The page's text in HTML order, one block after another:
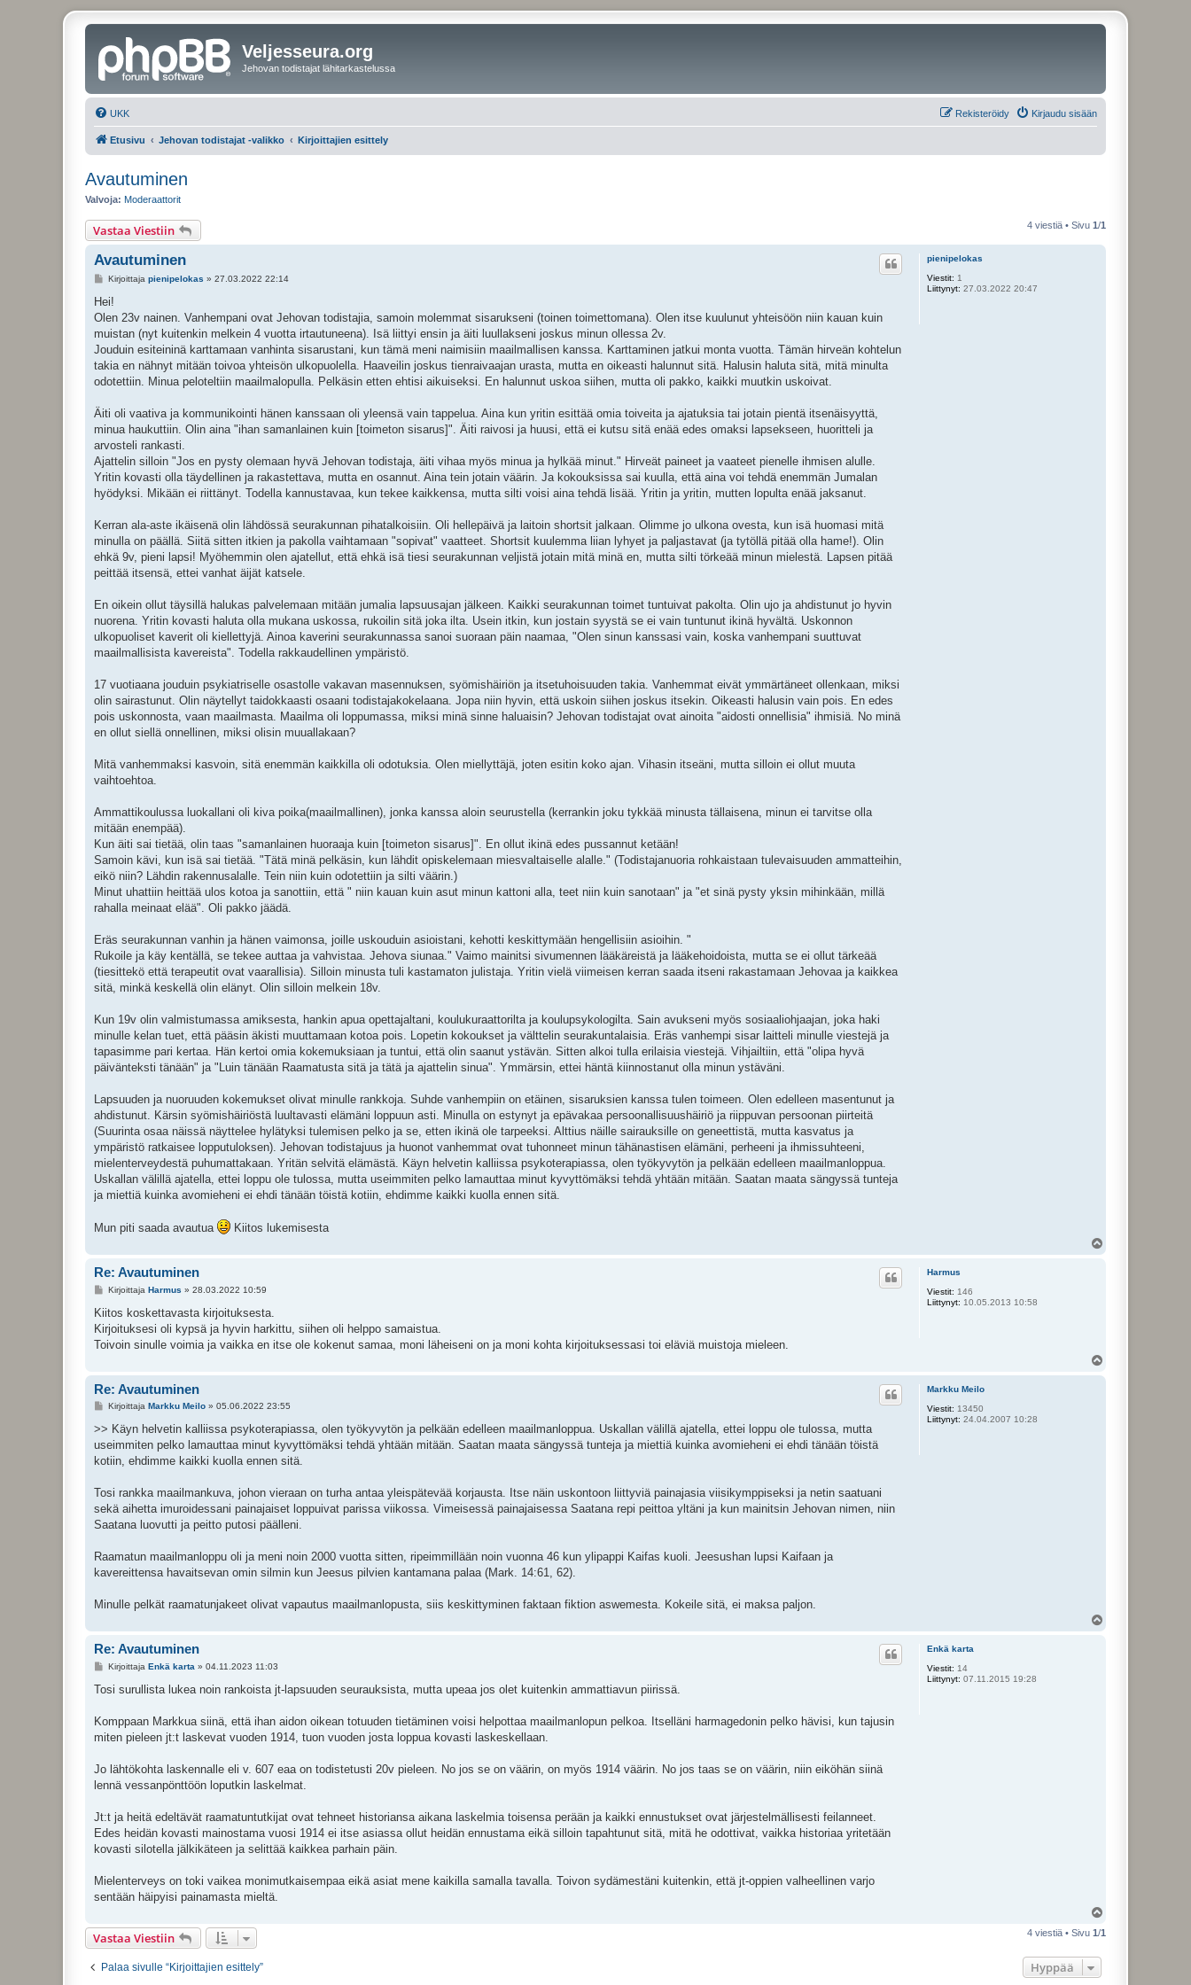
Veljesseura.org
Jehovan todistajat lähitarkastelussa
UKK Kirjaudu sisään
Rekisteröidy
Etusivu Jehovan todistajat -valikko Kirjoittajien esittely
Avautuminen
Valvoja: Moderaattorit
Vastaa Viestiin 4 viestiä • Sivu 1/1
pienipelokas
Viestit: 1
Liittynyt: 27.03.2022 20:47
Avautuminen
V
e
t
i
Kirjoittaja pienipelokas » 27.03.2022 22:14
Hei!
Olen 23v nainen. Vanhempani ovat Jehovan todistajia, samoin molemmat sisarukseni (toinen toimettomana). Olen itse kuulunut yhteisöön niin kauan kuin
muistan (nyt kuitenkin melkein 4 vuotta irtautuneena). Isä liittyi ensin ja äiti luullakseni joskus minun ollessa 2v.
Jouduin esiteininä karttamaan vanhinta sisarustani, kun tämä meni naimisiin maailmallisen kanssa. Karttaminen jatkui monta vuotta. Tämän hirveän kohtelun
takia en nähnyt mitään toivoa yhteisön ulkopuolella. Haaveilin joskus tienraivaajan urasta, mutta en oikeasti halunnut sitä. Halusin haluta sitä, mitä minulta
odotettiin. Minua peloteltiin maailmalopulla. Pelkäsin etten ehtisi aikuiseksi. En halunnut uskoa siihen, mutta oli pakko, kaikki muutkin uskoivat.
Äiti oli vaativa ja kommunikointi hänen kanssaan oli yleensä vain tappelua. Aina kun yritin esittää omia toiveita ja ajatuksia tai jotain pientä itsenäisyyttä,
minua haukuttiin. Olin aina "ihan samanlainen kuin [toimeton sisarus]". Äiti raivosi ja huusi, että ei kutsu sitä enää edes omaksi lapsekseen, huoritteli ja
arvosteli rankasti.
Ajattelin silloin "Jos en pysty olemaan hyvä Jehovan todistaja, äiti vihaa myös minua ja hylkää minut." Hirveät paineet ja vaateet pienelle ihmisen alulle.
Yritin kovasti olla täydellinen ja rakastettava, mutta en osannut. Aina tein jotain väärin. Ja kokouksissa sai kuulla, että aina voi tehdä enemmän Jumalan
hyödyksi. Mikään ei riittänyt. Todella kannustavaa, kun tekee kaikkensa, mutta silti voisi aina tehdä lisää. Yritin ja yritin, mutten lopulta enää jaksanut.
Kerran ala-aste ikäisenä olin lähdössä seurakunnan pihatalkoisiin. Oli hellepäivä ja laitoin shortsit jalkaan. Olimme jo ulkona ovesta, kun isä huomasi mitä
minulla on päällä. Siitä sitten itkien ja pakolla vaihtamaan "sopivat" vaatteet. Shortsit kuulemma liian lyhyet ja paljastavat (ja tytöllä pitää olla hame!). Olin
ehkä 9v, pieni lapsi! Myöhemmin olen ajatellut, että ehkä isä tiesi seurakunnan veljistä jotain mitä minä en, mutta silti törkeää minun mielestä. Lapsen pitää
peittää itsensä, ettei vanhat äijät katsele.
En oikein ollut täysillä halukas palvelemaan mitään jumalia lapsuusajan jälkeen. Kaikki seurakunnan toimet tuntuivat pakolta. Olin ujo ja ahdistunut jo hyvin
nuorena. Yritin kovasti haluta olla mukana uskossa, rukoilin sitä joka ilta. Usein itkin, kun jostain syystä se ei vain tuntunut ikinä hyvältä. Uskonnon
ulkopuoliset kaverit oli kiellettyjä. Ainoa kaverini seurakunnassa sanoi suoraan päin naamaa, "Olen sinun kanssasi vain, koska vanhempani suuttuvat
maailmallisista kavereista". Todella rakkaudellinen ympäristö.
17 vuotiaana jouduin psykiatriselle osastolle vakavan masennuksen, syömishäiriön ja itsetuhoisuuden takia. Vanhemmat eivät ymmärtäneet ollenkaan, miksi
olin sairastunut. Olin näytellyt taidokkaasti osaani todistajakokelaana. Jopa niin hyvin, että uskoin siihen joskus itsekin. Oikeasti halusin vain pois. En edes
pois uskonnosta, vaan maailmasta. Maailma oli loppumassa, miksi minä sinne haluaisin? Jehovan todistajat ovat ainoita "aidosti onnellisia" ihmisiä. No minä
en ollut siellä onnellinen, miksi olisin muuallakaan?
Mitä vanhemmaksi kasvoin, sitä enemmän kaikkilla oli odotuksia. Olen miellyttäjä, joten esitin koko ajan. Vihasin itseäni, mutta silloin ei ollut muuta
vaihtoehtoa.
Ammattikoulussa luokallani oli kiva poika(maailmallinen), jonka kanssa aloin seurustella (kerrankin joku tykkää minusta tällaisena, minun ei tarvitse olla
mitään enempää).
Kun äiti sai tietää, olin taas "samanlainen huoraaja kuin [toimeton sisarus]". En ollut ikinä edes pussannut ketään!
Samoin kävi, kun isä sai tietää. "Tätä minä pelkäsin, kun lähdit opiskelemaan miesvaltaiselle alalle." (Todistajanuoria rohkaistaan tulevaisuuden ammatteihin,
eikö niin? Lähdin rakennusalalle. Tein niin kuin odotettiin ja silti väärin.)
Minut uhattiin heittää ulos kotoa ja sanottiin, että " niin kauan kuin asut minun kattoni alla, teet niin kuin sanotaan" ja "et sinä pysty yksin mihinkään, millä
rahalla meinaat elää". Oli pakko jäädä.
Eräs seurakunnan vanhin ja hänen vaimonsa, joille uskouduin asioistani, kehotti keskittymään hengellisiin asioihin. "
Rukoile ja käy kentällä, se tekee auttaa ja vahvistaa. Jehova siunaa." Vaimo mainitsi sivumennen lääkäreistä ja lääkehoidoista, mutta se ei ollut tärkeää
(tiesittekö että terapeutit ovat vaarallisia). Silloin minusta tuli kastamaton julistaja. Yritin vielä viimeisen kerran saada itseni rakastamaan Jehovaa ja kaikkea
sitä, minkä keskellä olin elänyt. Olin silloin melkein 18v.
Kun 19v olin valmistumassa amiksesta, hankin apua opettajaltani, koulukuraattorilta ja koulupsykologilta. Sain avukseni myös sosiaaliohjaajan, joka haki
minulle kelan tuet, että pääsin äkisti muuttamaan kotoa pois. Lopetin kokoukset ja välttelin seurakuntalaisia. Eräs vanhempi sisar laitteli minulle viestejä ja
tapasimme pari kertaa. Hän kertoi omia kokemuksiaan ja tuntui, että olin saanut ystävän. Sitten alkoi tulla erilaisia viestejä. Vihjailtiin, että "olipa hyvä
päivänteksti tänään" ja "Luin tänään Raamatusta sitä ja tätä ja ajattelin sinua". Ymmärsin, ettei häntä kiinnostanut olla minun ystäväni.
Lapsuuden ja nuoruuden kokemukset olivat minulle rankkoja. Suhde vanhempiin on etäinen, sisaruksien kanssa tulen toimeen. Olen edelleen masentunut ja
ahdistunut. Kärsin syömishäiriöstä luultavasti elämäni loppuun asti. Minulla on estynyt ja epävakaa persoonallisuushäiriö ja riippuvan persoonan piirteitä
(Suurinta osaa näissä näyttelee hylätyksi tulemisen pelko ja se, etten ikinä ole tarpeeksi. Alttius näille sairauksille on geneettistä, mutta kasvatus ja
ympäristö ratkaisee lopputuloksen). Jehovan todistajuus ja huonot vanhemmat ovat tuhonneet minun tähänastisen elämäni, perheeni ja ihmissuhteeni,
mielenterveydestä puhumattakaan. Yritän selvitä elämästä. Käyn helvetin kalliissa psykoterapiassa, olen työkyvytön ja pelkään edelleen maailmanloppua.
Uskallan välillä ajatella, ettei loppu ole tulossa, mutta useimmiten pelko lamauttaa minut kyvyttömäksi tehdä yhtään mitään. Saatan maata sängyssä tunteja
ja miettiä kuinka avomieheni ei ehdi tänään töistä kotiin, ehdimme kaikki kuolla ennen sitä.
Mun piti saada avautua Kiitos lukemisesta
Harmus
Viestit: 146
Liittynyt: 10.05.2013 10:58
Re: Avautuminen
V
e
t
i
Kirjoittaja Harmus » 28.03.2022 10:59
Kiitos koskettavasta kirjoituksesta.
Kirjoituksesi oli kypsä ja hyvin harkittu, siihen oli helppo samaistua.
Toivoin sinulle voimia ja vaikka en itse ole kokenut samaa, moni läheiseni on ja moni kohta kirjoituksessasi toi eläviä muistoja mieleen.
Markku Meilo
Viestit: 13450
Liittynyt: 24.04.2007 10:28
Re: Avautuminen
V
e
t
i
Kirjoittaja Markku Meilo» 05.06.2022 23:55
>> Käyn helvetin kalliissa psykoterapiassa, olen työkyvytön ja pelkään edelleen maailmanloppua. Uskallan välillä ajatella, ettei loppu ole tulossa, mutta
useimmiten pelko lamauttaa minut kyvyttömäksi tehdä yhtään mitään. Saatan maata sängyssä tunteja ja miettiä kuinka avomieheni ei ehdi tänään töistä
kotiin, ehdimme kaikki kuolla ennen sitä.
Tosi rankka maailmankuva, johon vieraan on turha antaa yleispätevää korjausta. Itse näin uskontoon liittyviä painajasia viisikymppiseksi ja netin saatuani
sekä aihetta imuroidessani painajaiset loppuivat parissa viikossa. Vimeisessä painajaisessa Saatana repi peittoa yltäni ja kun mainitsin Jehovan nimen, niin
Saatana luovutti ja peitto putosi päälleni.
Raamatun maailmanloppu oli ja meni noin 2000 vuotta sitten, ripeimmillään noin vuonna 46 kun ylipappi Kaifas kuoli. Jeesushan lupsi Kaifaan ja
kavereittensa havaitsevan omin silmin kun Jeesus pilvien kantamana palaa (Mark. 14:61, 62).
Minulle pelkät raamatunjakeet olivat vapautus maailmanlopusta, siis keskittyminen faktaan fiktion aswemesta. Kokeile sitä, ei maksa paljon.
Enkä karta
Viestit: 14
Liittynyt: 07.11.2015 19:28
Re: Avautuminen
V
e
i
Kirjoittaja Enkä karta » 04.11.2023 11:03
Tosi surullista lukea noin rankoista jt-lapsuuden seurauksista, mutta upeaa jos olet kuitenkin ammattiavun piirissä.
Komppaan Markkua siinä, että ihan aidon oikean totuuden tietäminen voisi helpottaa maailmanlopun pelkoa. Itselläni harmagedonin pelko hävisi, kun tajusin
miten pieleen jt:t laskevat vuoden 1914, tuon vuoden josta loppua kovasti laskeskellaan.
Jo lähtökohta laskennalle eli v. 607 eaa on todistetusti 20v pieleen. No jos se on väärin, on myös 1914 väärin. No jos taas se on väärin, niin eiköhän siinä
lennä vessanpönttöön loputkin laskelmat.
Jt:t ja heitä edeltävät raamatuntutkijat ovat tehneet historiansa aikana laskelmia toisensa perään ja kaikki ennustukset ovat järjestelmällisesti feilanneet.
Edes heidän kovasti mainostama vuosi 1914 ei itse asiassa ollut heidän ennustama eikä silloin tapahtunut sitä, mitä he odottivat, vaikka historiaa yritetään
kovasti silotella jälkikäteen ja selittää kaikkea parhain päin.
Mielenterveys on toki vaikea monimutkaisempaa eikä asiat mene kaikilla samalla tavalla. Toivon sydämestäni kuitenkin, että jt-oppien valheellinen varjo
sentään häipyisi painamasta mieltä.
ö
Vastaa Viestiin 4 viestiä • Sivu 1/1
Palaa sivulle “Kirjoittajien esittely” Hyppää